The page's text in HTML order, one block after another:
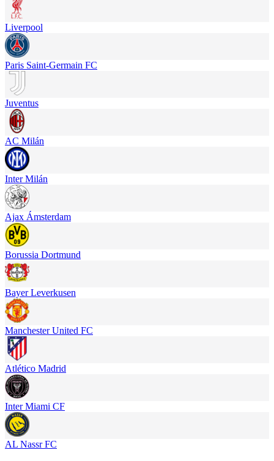
Liverpool
Paris Saint-Germain FC
Juventus
AC Milán
Inter Milán
Ajax Ámsterdam
Borussia Dortmund
Bayer Leverkusen
Manchester United FC
Atlético Madrid
Inter Miami CF
AL Nassr FC